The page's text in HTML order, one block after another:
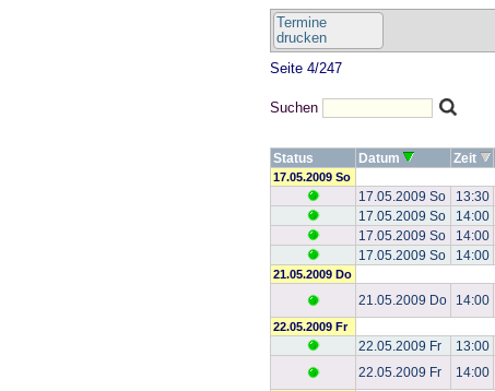
Termine
drucken
Seite 4/247
Suchen
Status Datum Zeit
17.05.2009 So
17.05.2009 So 13:30
17.05.2009 So
14:00
17.05.2009 So
14:00
17.05.2009 So
14:00
21.05.2009 Do
21.05.2009 Do 14:00
22.05.2009 Fr
22.05.2009 Fr 13:00
22.05.2009 Fr
14:00